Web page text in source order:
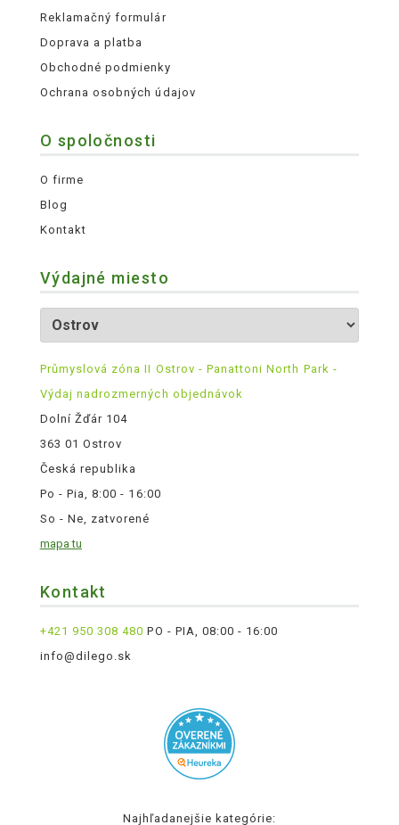
Reklamačný formulár
Doprava a platba
Obchodné podmienky
Ochrana osobných údajov
O spoločnosti
O firme
Blog
Kontakt
Výdajné miesto
Průmyslová zóna II Ostrov - Panattoni North Park -
Výdaj nadrozmerných objednávok
Dolní Žďár 104
363 01 Ostrov
Česká republika
Po - Pia, 8:00 - 16:00
So - Ne, zatvorené
mapa tu
Kontakt
+421 950 308 480 PO - PIA, 08:00 - 16:00
info@dilego.sk
Najhľadanejšie kategórie: